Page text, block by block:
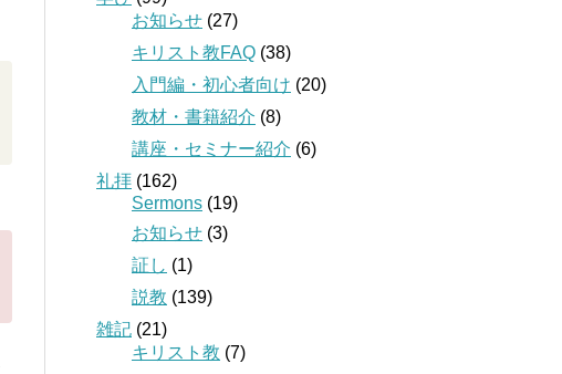
お知らせ (27)
キリスト教FAQ (38)
入門編・初心者向け (20)
教材・書籍紹介 (8)
講座・セミナー紹介 (6)
礼拝 (162)
Sermons (19)
お知らせ (3)
証し (1)
説教 (139)
雑記 (21)
キリスト教 (7)